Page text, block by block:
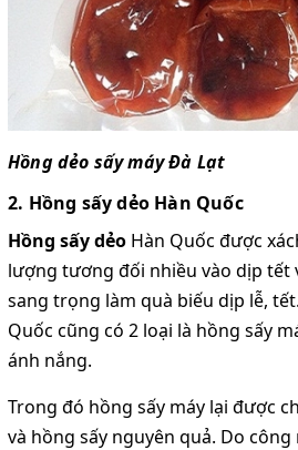
Hồng dẻo sấy máy Đà Lạt
2. Hồng sấy dẻo Hàn Quốc
Hồng sấy dẻo Hàn Quốc được
lượng tương đối nhiều vào dịp tết
sang trọng làm quà biếu dịp lễ,
Quốc cũng có 2 loại là hồng sấy
ánh nắng.
Trong đó hồng sấy máy lại được
và hồng sấy nguyên quả. Do